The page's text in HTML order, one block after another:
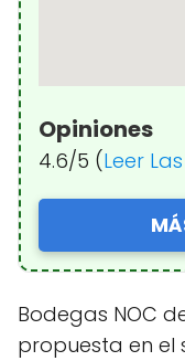
Opiniones
4.6/5 (Leer
Bodegas NOC
propuesta en el